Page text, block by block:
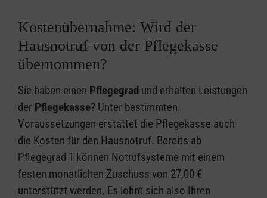
Kostenübernahme: Wird der
Hausnotruf von der Pflegekasse
übernommen?
Sie haben einen Pflegegrad und erhalten Leistungen
der Pflegekasse? Unter bestimmten
Voraussetzungen erstattet die Pflegekasse auch
die Kosten für den Hausnotruf. Bereits ab
Pflegegrad 1 können Notrufsysteme mit einem
festen monatlichen Zuschuss von 27,00 €
unterstützt werden. Es lohnt sich also Ihren